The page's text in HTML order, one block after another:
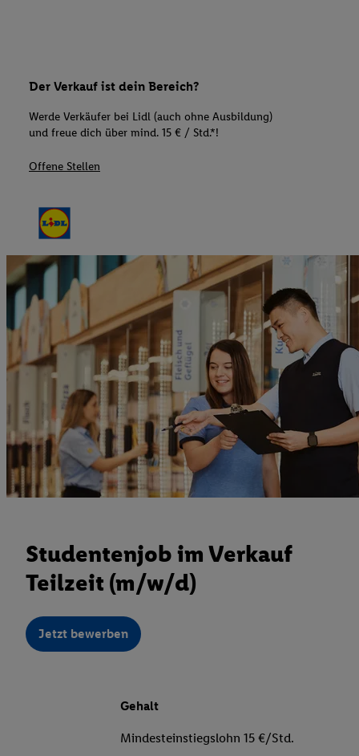
Der Verkauf ist dein Bereich?
Werde Verkäufer bei Lidl (auch ohne Ausbildung)
und freue dich über mind. 15 € / Std.*!
Offene Stellen
Studentenjob im Verkauf
Teilzeit (m/w/d)
Jetzt bewerben
Gehalt
Mindesteinstiegslohn 15 €/Std.